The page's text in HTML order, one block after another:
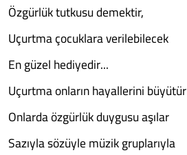
Özgürlük tutkusu demektir,
Uçurtma çocuklara verilebilecek
En güzel hediyedir...
Uçurtma onların hayallerini büyütür
Onlarda özgürlük duygusu aşılar
Sazıyla sözüyle müzik gruplarıyla